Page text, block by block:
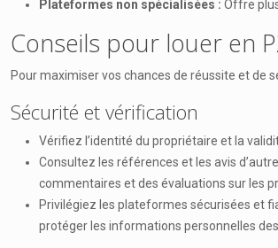
Plateformes non spécialisées : Offre
Conseils pour louer en
Pour maximiser vos chances de réussite et de
Sécurité et vérification
Vérifiez l’identité du propriétaire et la
Consultez les références et les avis
commentaires et des évaluations sur les
Privilégiez les plateformes sécurisées et
protéger les informations personnelles